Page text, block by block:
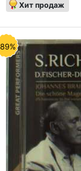
Хит продаж